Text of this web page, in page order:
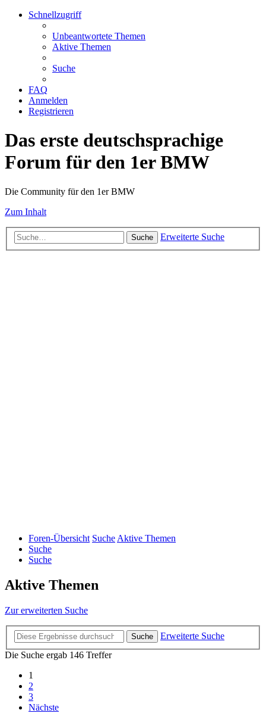
Schnellzugriff
Unbeantwortete Themen
Aktive Themen
Suche
FAQ
Anmelden
Registrieren
Das erste deutschsprachige
Forum für den 1er BMW
Die Community für den 1er BMW
Zum Inhalt
Suche Erweiterte Suche
Foren-Übersicht SucheAktive Themen
Suche
Suche
Aktive Themen
Zur erweiterten Suche
Suche
Erweiterte Suche
Die Suche ergab 146 Treffer
1
2
3
Nächste